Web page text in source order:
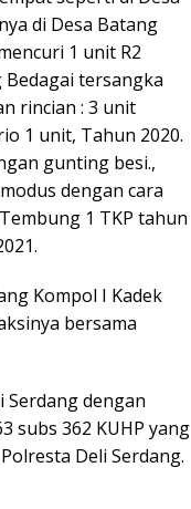
di Desa Batang
1 unit R2
Bedagai tersangka
rincian : 3 unit
1 unit, Tahun 2020.
gunting besi.,
dengan cara
1 TKP tahun
Kompol I Kadek
bersama
Serdang dengan
subs 362 KUHP yang
Deli Serdang.